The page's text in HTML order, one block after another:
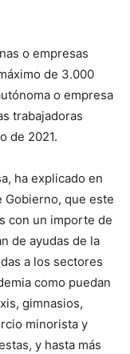
o empresas
de 3.000
o empresa
trabajadoras
de 2021.
ha explicado en
Gobierno, que este
con un importe de
de ayudas de la
a los sectores
como puedan
gimnasios,
minorista y
y hasta más